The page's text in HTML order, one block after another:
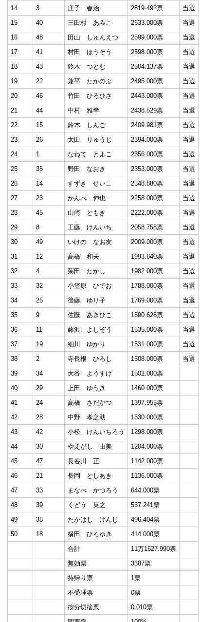
14
3 庄子 春治 2819.492票
当選
15
40 三田村 あみこ 2633.000票
当選
16
48 田山 しゅんえつ 2599.000票
当選
17
41 村田 ほうぞう 2598.000票
当選
18
43 鈴木 つとむ 2504.137票
当選
19
22 兼平 たかのぶ 2495.000票
当選
20
46 竹田 ひろひさ 2443.000票
当選
21
44 中村 雅幸 2438.529票
当選
22
15 鈴木 しんご 2409.981票
当選
23
26 太田 りゅうじ 2394.000票
当選
24
1 なわて とよこ 2356.000票
当選
25
35 野田 なおき 2353.000票
当選
26
14 すずき せいこ 2348.880票
当選
27
23 かんべ 伸也 2258.000票
当選
28
45 山崎 ともき 2222.000票
当選
29
8 工藤 けんいち 2058.758票
当選
30
49 いけの なお友 2009.000票
当選
31
12 高橋 和夫 1993.640票
当選
32
4 菊田 たかし 1982.000票
当選
33
32 小笠原 ひでお 1788.000票
当選
34
25 後藤 ゆり子 1769.000票
当選
35
9 佐藤 あきひこ 1590.628票
当選
36
11 藤沢 よしぞう 1535.000票
当選
37
19 細川 ゆかり 1531.000票
当選
38
2 寺長根 ひろし 1508.000票
当選
39
34 大谷 ようすけ
1502.000票
40
29 上田 ゆうき
1460.000票
41
24 高橋 さだかつ
1397.955票
42
28 中野 孝之助
1330.000票
43
42 小松 けんいちろう
1298.000票
44
30 やえがし 由美
1204.000票
45
47 長谷川 正
1142.000票
46
21 長岡 としあき
1136.000票
47
33 まなべ かつろう
644.000票
48
39 くどう 英之
537.241票
49
38 たかはし けんじ
496.404票
50
18 横田 ひろゆき
414.000票
合計
11万1627.990票
無効票
3387票
持帰り票
1票
不受理票
0票
按分切捨票
0.010票